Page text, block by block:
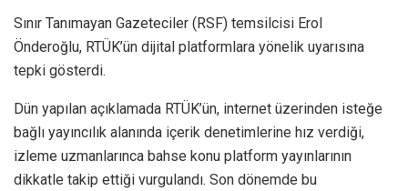
Sınır Tanımayan Gazeteciler (RSF) temsilcisi Erol
Önderoğlu, RTÜK’ün dijital platformlara yönelik uyarısına
tepki gösterdi.
Dün yapılan açıklamada RTÜK’ün, internet üzerinden isteğe
bağlı yayıncılık alanında içerik denetimlerine hız verdiği,
izleme uzmanlarınca bahse konu platform yayınlarının
dikkatle takip ettiği vurgulandı. Son dönemde bu